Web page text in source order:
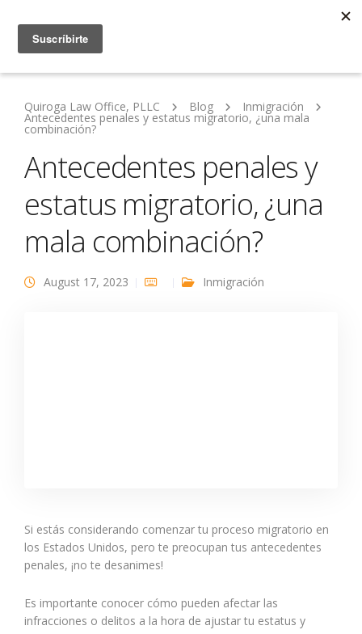
Quiroga Law Office, PLLC Blog Inmigración
Antecedentes penales y estatus migratorio, ¿una mala
combinación?
Antecedentes penales y
estatus migratorio, ¿una
mala combinación?
August 17, 2023 Inmigración
Si estás considerando comenzar tu proceso migratorio en
los Estados Unidos, pero te preocupan tus antecedentes
penales, ¡no te desanimes!
Es importante conocer cómo pueden afectar las
infracciones o delitos a la hora de ajustar tu estatus y